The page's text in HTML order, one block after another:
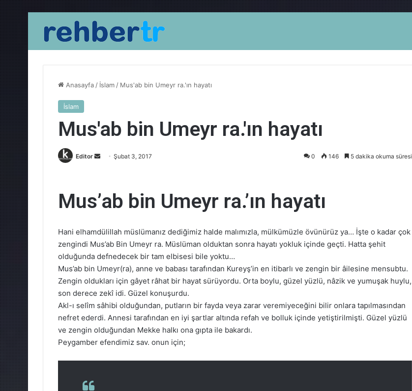
Anasayfa / İslam / Mus'ab bin Umeyr ra.'ın hayatı
İslam
Mus'ab bin Umeyr ra.'ın hayatı
Editor
Bir
Şubat 3, 2017 0 146 5 dakika okuma süresi
Mus’ab bin Umeyr ra.’ın hayatı
Hani elhamdülillah müslümanız dediğimiz halde malımızla, mülkümüzle övünürüz ya… İşte o kadar çok
zengindi Mus’ab Bin Umeyr ra. Müslüman olduktan sonra hayatı yokluk içinde geçti. Hatta şehit
olduğunda defnedecek bir tam elbisesi bile yoktu…
Mus’ab bin Umeyr(ra), anne ve babası tarafından Kureyş’in en itibarlı ve zengin bir âilesine mensubtu.
Zengin oldukları için gâyet râhat bir hayat sürüyordu. Orta boylu, güzel yüzlü, nâzik ve yumuşak huylu,
son derece zekî idi. Güzel konuşurdu.
Akl-ı selîm sâhibi olduğundan, putların bir fayda veya zarar veremiyeceğini bilir onlara tapılmasından
nefret ederdi. Annesi tarafından en iyi şartlar altında refah ve bolluk içinde yetiştirilmişti. Güzel yüzlü
ve zengin olduğundan Mekke halkı ona gıpta ile bakardı.
Peygamber efendimiz sav. onun için;